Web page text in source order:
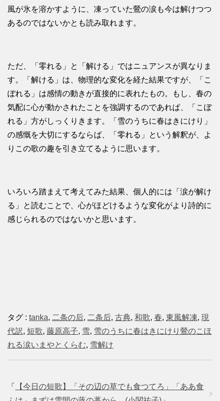
風が氷を溶かすように、凍っていた鶯の涙も今は解けつつ
あるのではないかとも読み取れます。
ただ、「零れる」と「解ける」ではニュアンスが異なりま
す。「解ける」は、物理的な変化を経た結果ですが、「こ
ぼれる」は感情の動きが直接的に表れたもの。もし、春の
気配に心が動かされたことを強調するのであれぱ、「こぼ
れる」方がしっくりきます。「雪のうちに春はきにけり」
の感慨を大切にするならば、「零れる」という解釈が、よ
りこの歌の趣を引き立てるように思います。
いろいろ踏まえて考えてみた結果、個人的には「涙が解け
る」と読むことで、心がほどけるような変化がより詩的に
感じられるのではないかと思います。
タグ : tanka, 二条の后, 二条后, 古典, 和歌, 春, 東風解凍, 現
代訳, 短歌, 藤原高子, 雪, 雪のうちに春はきにけり鶯のこほ
れる涙いまやとくらむ, 雪解け
「
【今日の短歌】「その辺の草でも食つてろ」「ああ食